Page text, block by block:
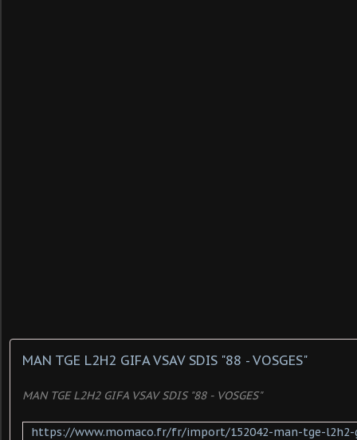
MAN TGE L2H2 GIFA VSAV SDIS "88 - VOSGES"
MAN TGE L2H2 GIFA VSAV SDIS "88 - VOSGES"